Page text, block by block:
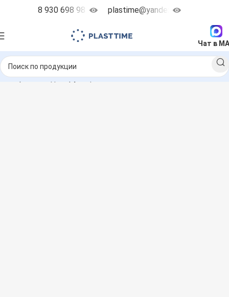
8 930 698 98 38 plastime@yandex.ru
Чат в
дозирующие насосы Etatron DLX DLX MA/MB